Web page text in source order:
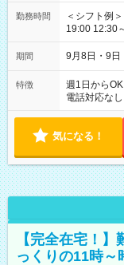
勤務時間
＜シフト例
19:00 12:30～22:00 上記の時間から好
時間は変更
期間 9月8日・9日
特徴 週1日からOK
電話対応なし
気になる！
【完全在宅！
っくりの11時～